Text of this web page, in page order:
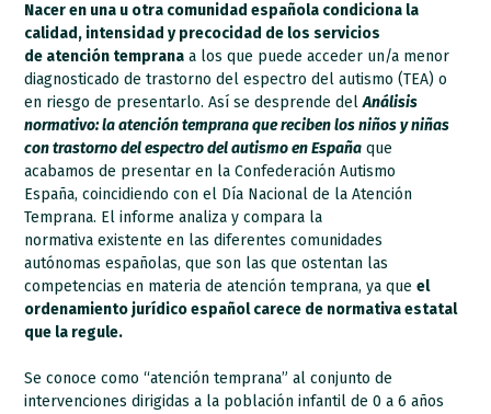
Nacer en una u otra comunidad española condiciona la
calidad, intensidad y precocidad de los servicios
de atención temprana a los que puede acceder un/a menor
diagnosticado de trastorno del espectro del autismo (TEA) o
en riesgo de presentarlo. Así se desprende delAnálisis
normativo: la atención temprana que reciben los niños y niñas
con trastorno del espectro del autismo en España que
acabamos de presentar en la Confederación Autismo
España, coincidiendo con el Día Nacional de la Atención
Temprana. El informe analiza y compara la
normativa existente en las diferentes comunidades
autónomas españolas, que son las que ostentan las
competencias en materia de atención temprana, ya queel
ordenamiento jurídico español carece de normativa estatal
que la regule.
Se conoce como “atención temprana” al conjunto de
intervenciones dirigidas a la población infantil de 0 a 6 años